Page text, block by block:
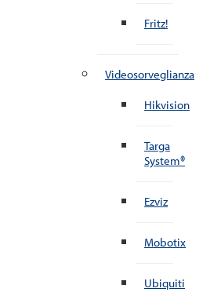
Fritz!
Videosorveglianza
Hikvision
Targa
System®
Ezviz
Mobotix
Ubiquiti